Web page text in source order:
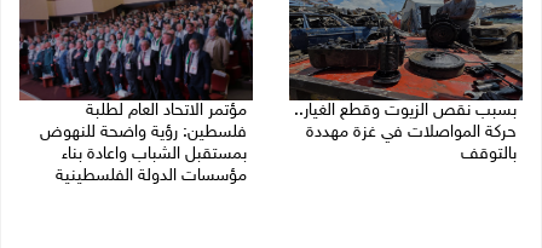
بسبب نقص الزيوت وقطع الغيار..
حركة المواصلات في غزة مهددة
بالتوقف
مؤتمر الاتحاد العام لطلبة
فلسطين: رؤية واضحة للنهوض
بمستقبل الشباب واعادة بناء
مؤسسات الدولة الفلسطينية